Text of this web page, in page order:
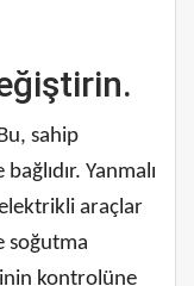
sahip
Yanmalı
araçlar
soğutma
kontrolüne